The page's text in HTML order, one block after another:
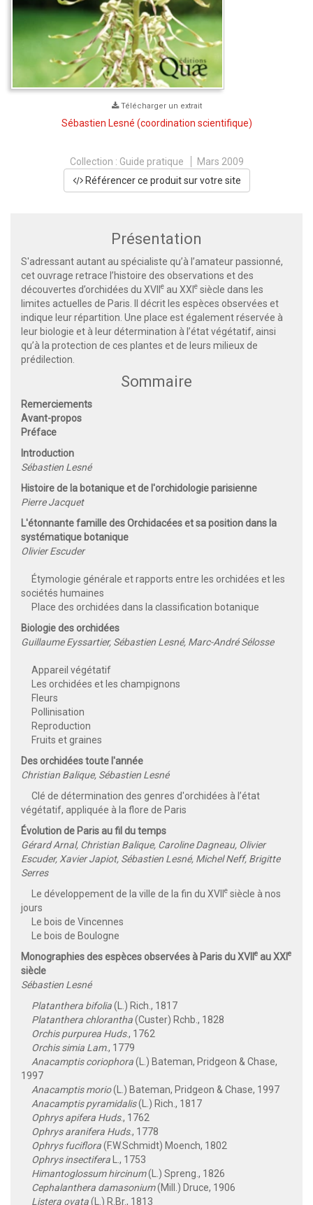
Télécharger un extrait
Sébastien Lesné (coordination scientifique)
Collection : Guide pratique
Mars 2009
Référencer ce produit sur votre site
Présentation
S'adressant autant au spécialiste qu’à l’amateur passionné,
cet ouvrage retrace l’histoire des observations et des
découvertes d’orchidées du XVII e au XXI e siècle dans les
limites actuelles de Paris. Il décrit les espèces observées et
indique leur répartition. Une place est également réservée à
leur biologie et à leur détermination à l’état végétatif, ainsi
qu’à la protection de ces plantes et de leurs milieux de
prédilection.
Sommaire
Remerciements
Avant-propos
Préface
Introduction
Sébastien Lesné
Histoire de la botanique et de l'orchidologie parisienne
Pierre Jacquet
L'étonnante famille des Orchidacées et sa position dans la
systématique botanique
Olivier Escuder
Étymologie générale et rapports entre les orchidées et les
sociétés humaines
Place des orchidées dans la classification botanique
Biologie des orchidées
Guillaume Eyssartier, Sébastien Lesné, Marc-André Sélosse
Appareil végétatif
Les orchidées et les champignons
Fleurs
Pollinisation
Reproduction
Fruits et graines
Des orchidées toute l'année
Christian Balique, Sébastien Lesné
Clé de détermination des genres d'orchidées à l’état
végétatif, appliquée à la flore de Paris
Évolution de Paris au fil du temps
Gérard Arnal, Christian Balique, Caroline Dagneau, Olivier
Escuder, Xavier Japiot, Sébastien Lesné, Michel Neff, Brigitte
Serres
Le développement de la ville de la fin du XVII e siècle à nos
jours
Le bois de Vincennes
Le bois de Boulogne
Monographies des espèces observées à Paris du XVII e au XXI e
siècle
Sébastien Lesné
Platanthera bifolia(L.) Rich., 1817
Platanthera chlorantha(Custer) Rchb., 1828
Orchis purpurea Huds., 1762
Orchis simia Lam., 1779
Anacamptis coriophora(L.) Bateman, Pridgeon & Chase,
1997
Anacamptis morio(L.) Bateman, Pridgeon & Chase, 1997
Anacamptis pyramidalis(L.) Rich., 1817
Ophrys apifera Huds., 1762
Ophrys aranifera Huds., 1778
Ophrys fuciflora(F.W.Schmidt) Moench, 1802
Ophrys insectifera
L., 1753
Himantoglossum hircinum(L.) Spreng., 1826
Cephalanthera damasonium(Mill.) Druce, 1906
Listera ovata(L.) R.Br., 1813